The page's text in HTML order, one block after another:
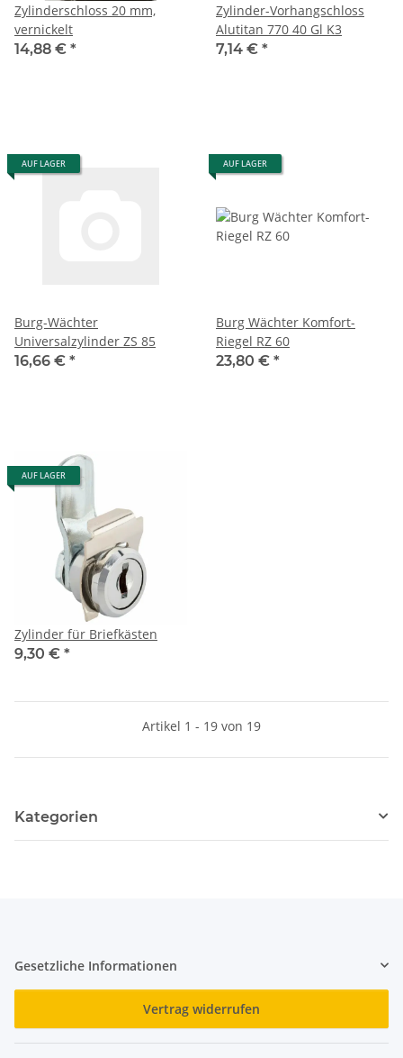
Zylinderschloss 20 mm,
vernickelt
14,88 € *
Zylinder-Vorhangschloss
Alutitan 770 40 Gl K3
7,14 € *
AUF LAGER
Burg-Wächter
Universalzylinder ZS 85
16,66 € *
AUF LAGER
Burg Wächter Komfort-
Riegel RZ 60
23,80 € *
AUF LAGER
Zylinder für Briefkästen
9,30 € *
Artikel 1 - 19 von 19
Kategorien
Gesetzliche Informationen
Vertrag widerrufen